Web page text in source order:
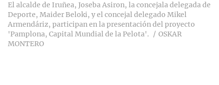
El alcalde de Iruñea, Joseba Asiron, la concejala delegada de
Deporte, Maider Beloki, y el concejal delegado Mikel
Armendáriz, participan en la presentación del proyecto
'Pamplona, Capital Mundial de la Pelota'.
OSKAR
MONTERO